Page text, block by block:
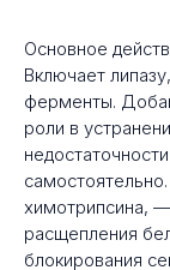
Основное
Включает
ферменты.
роли в
химотрипсина,
расщепления
блокирования